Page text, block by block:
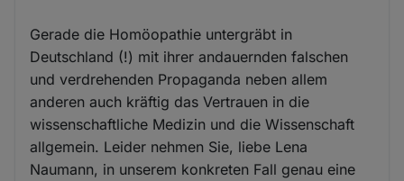
Gerade die Homöopathie untergräbt in
Deutschland (!) mit ihrer andauernden falschen
und verdrehenden Propaganda neben allem
anderen auch kräftig das Vertrauen in die
wissenschaftliche Medizin und die Wissenschaft
allgemein. Leider nehmen Sie, liebe Lena
Naumann, in unserem konkreten Fall genau eine